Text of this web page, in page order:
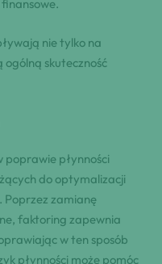
nie tylko na
skuteczność
płynności
do optymalizacji
zamianę
faktoring zapewnia
w ten sposób
płynności może pomóc